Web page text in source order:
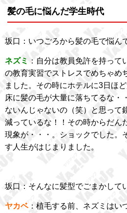
髪の毛に悩んだ学生時代
坂口：いつごろから髪の毛で悩ん
ネズミ
：自分は教員免許を持っ
の教育実習でストレスでめちゃめ
ました。その時にホテルに3日ほ
床に髪の毛が大量に落ちてるな・
ないんじゃないの（笑）と思って
減っているな！！その時からだん
現象が・・・。ショックでした。
す人生がはじまりました。
坂口：そんなに髪型でごまかして
ヤカベ：植毛する前、ネズミはい